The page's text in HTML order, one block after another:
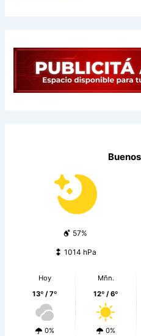
57%
1014 hPa
Hoy
13º / 7º
0%
Mñn.
12º / 6º
0%